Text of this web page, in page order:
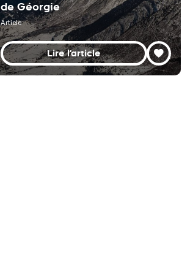
de Géorgie
Article
Lire l'article